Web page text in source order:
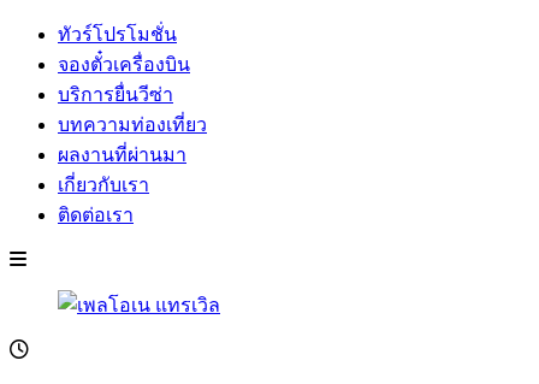
ทัวร์โปรโมชั่น
จองตั๋วเครื่องบิน
บริการยื่นวีซ่า
บทความท่องเที่ยว
ผลงานที่ผ่านมา
เกี่ยวกับเรา
ติดต่อเรา